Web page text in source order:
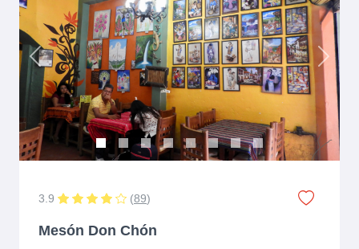
Previous Next
3.9 (89)
Mesón Don Chón